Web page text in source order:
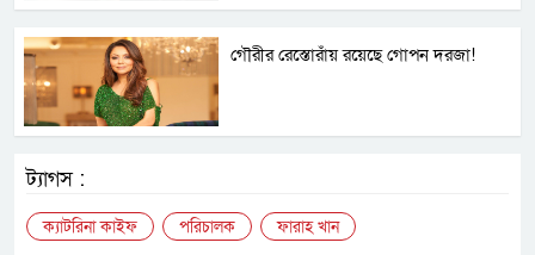
গৌরীর রেস্তোরাঁয় রয়েছে গোপন দরজা!
ট্যাগস :
ক্যাটরিনা কাইফ পরিচালক ফারাহ খান